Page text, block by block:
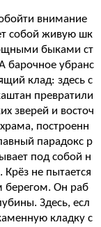
внимание
собой живую шк
быками ст
барочное убранс
клад: здесь с
превратили
зверей и восточ
построенн
парадокс р
под собой н
не пытается
берегом. Он раб
Здесь, есл
кладку с